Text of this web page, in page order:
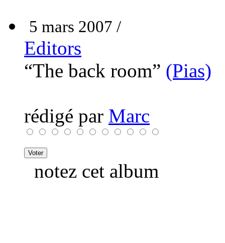
5 mars 2007 /
Editors
“The back room” (Pias)
rédigé par Marc
notez cet album